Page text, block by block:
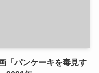
「パンケーキを毒見す